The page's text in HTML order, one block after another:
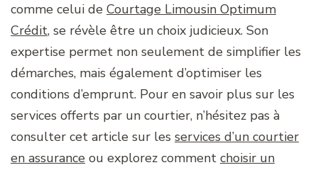
comme celui de Courtage Limousin Optimum
Crédit, se révèle être un choix judicieux. Son
expertise permet non seulement de simplifier les
démarches, mais également d’optimiser les
conditions d’emprunt. Pour en savoir plus sur les
services offerts par un courtier, n’hésitez pas à
consulter cet article sur les services d’un courtier
en assurance ou explorez comment choisir un